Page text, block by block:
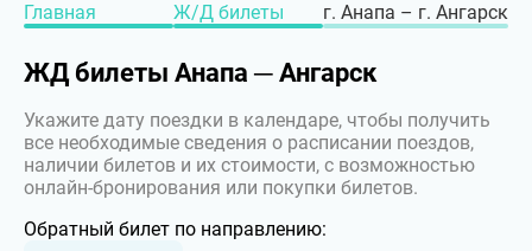
Главная Ж/Д билеты г. Анапа – г. Ангарск
ЖД билеты Анапа ─ Ангарск
Укажите дату поездки в календаре, чтобы получить
все необходимые сведения о расписании поездов,
наличии билетов и их стоимости, с возможностью
онлайн-бронирования или покупки билетов.
Обратный билет по направлению: